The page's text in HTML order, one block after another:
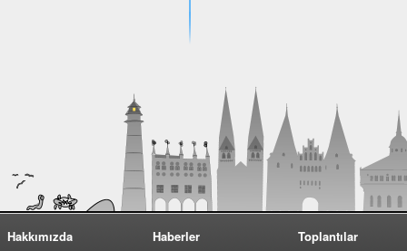
Hakkımızda
Haberler
Toplantılar